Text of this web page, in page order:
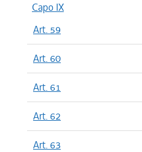
Capo IX
Art. 59
Art. 60
Art. 61
Art. 62
Art. 63